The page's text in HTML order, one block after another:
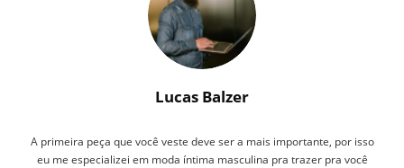
Lucas Balzer
A primeira peça que você veste deve ser a mais importante, por isso
eu me especializei em moda íntima masculina pra trazer pra você